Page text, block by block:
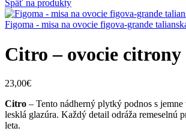
Späť na produkty
Figoma - misa na ovocie figova-grande
Citro – ovocie
23,00€
Citro – Tento nádherný plytký podnos s
lesklá glazúra. Každý detail odráža remeselnú
leta.